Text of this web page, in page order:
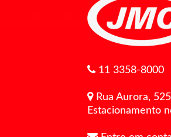
11 3358-8000
Rua Aurora,
Estacionamento